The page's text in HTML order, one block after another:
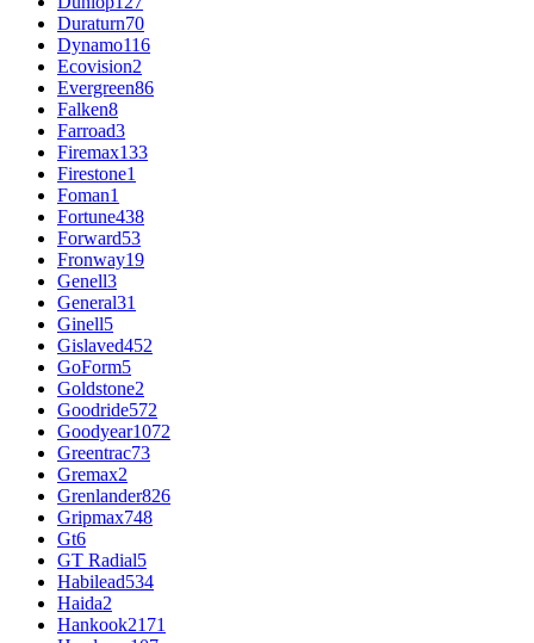
Duraturn70
Dynamo116
Ecovision2
Evergreen86
Falken8
Farroad3
Firemax133
Firestone1
Foman1
Fortune438
Forward53
Fronway19
Genell3
General31
Ginell5
Gislaved452
GoForm5
Goldstone2
Goodride572
Goodyear1072
Greentrac73
Gremax2
Grenlander826
Gripmax748
Gt6
GT Radial5
Habilead534
Haida2
Hankook2171